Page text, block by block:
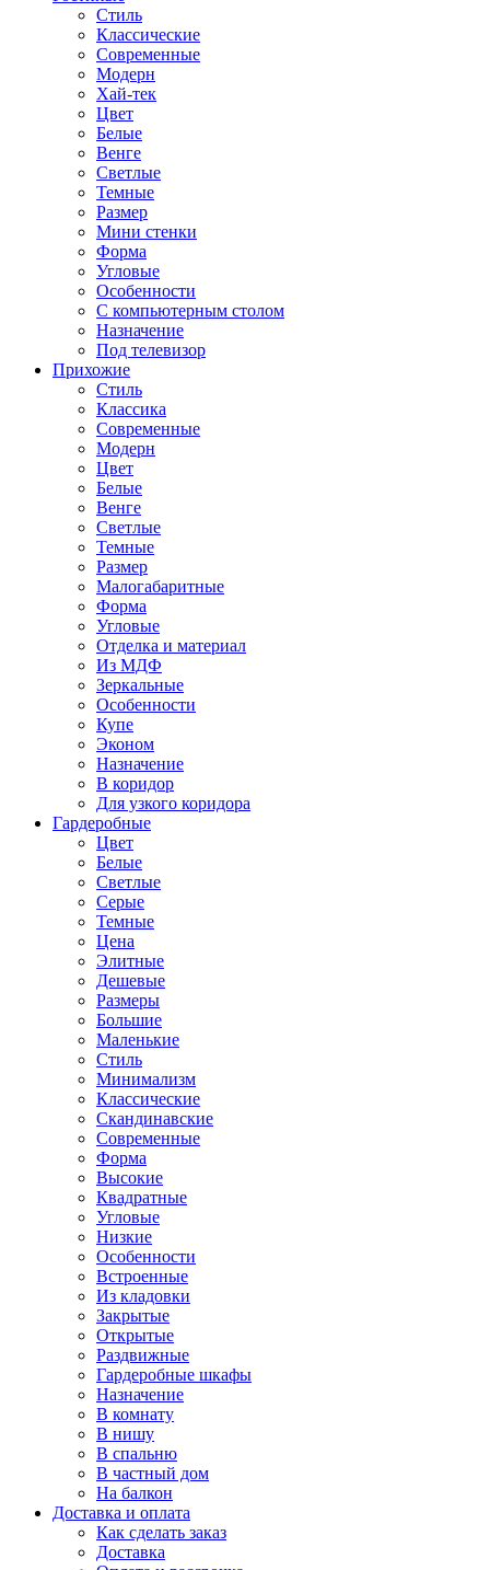
Стиль
Классические
Современные
Модерн
Хай-тек
Цвет
Белые
Венге
Светлые
Темные
Размер
Мини стенки
Форма
Угловые
Особенности
С компьютерным столом
Назначение
Под телевизор
Прихожие
Стиль
Классика
Современные
Модерн
Цвет
Белые
Венге
Светлые
Темные
Размер
Малогабаритные
Форма
Угловые
Отделка и материал
Из МДФ
Зеркальные
Особенности
Купе
Эконом
Назначение
В коридор
Для узкого коридора
Гардеробные
Цвет
Белые
Светлые
Серые
Темные
Цена
Элитные
Дешевые
Размеры
Большие
Маленькие
Стиль
Минимализм
Классические
Скандинавские
Современные
Форма
Высокие
Квадратные
Угловые
Низкие
Особенности
Встроенные
Из кладовки
Закрытые
Открытые
Раздвижные
Гардеробные шкафы
Назначение
В комнату
В нишу
В спальню
В частный дом
На балкон
Доставка и оплата
Как сделать заказ
Доставка